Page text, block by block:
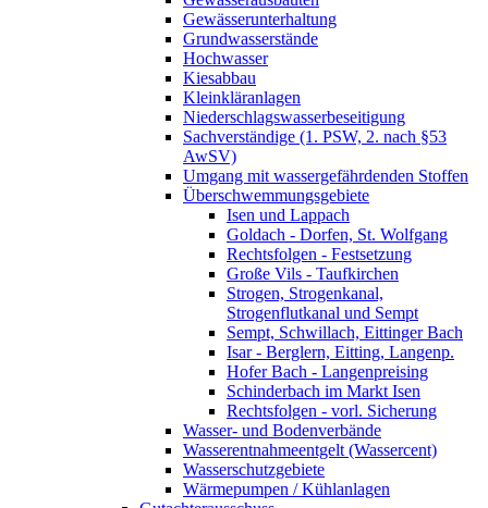
Gewässerunterhaltung
Grundwasserstände
Hochwasser
Kiesabbau
Kleinkläranlagen
Niederschlagswasserbeseitigung
Sachverständige (1. PSW, 2. nach §53
AwSV)
Umgang mit wassergefährdenden Stoffen
Überschwemmungsgebiete
Isen und Lappach
Goldach - Dorfen, St. Wolfgang
Rechtsfolgen - Festsetzung
Große Vils - Taufkirchen
Strogen, Strogenkanal,
Strogenflutkanal und Sempt
Sempt, Schwillach, Eittinger Bach
Isar - Berglern, Eitting, Langenp.
Hofer Bach - Langenpreising
Schinderbach im Markt Isen
Rechtsfolgen - vorl. Sicherung
Wasser- und Bodenverbände
Wasserentnahmeentgelt (Wassercent)
Wasserschutzgebiete
Wärmepumpen / Kühlanlagen